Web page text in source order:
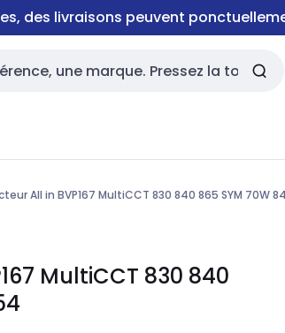
des livraisons peuvent
All in BVP167 MultiCCT 830 840 865 SYM 70W
MultiCCT 830 840